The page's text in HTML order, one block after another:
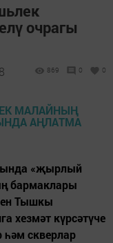
очрагы
869 0 0
«җырлый
бармаклары
Тышкы
хезмәт күрсәтүче
һәм скверлар